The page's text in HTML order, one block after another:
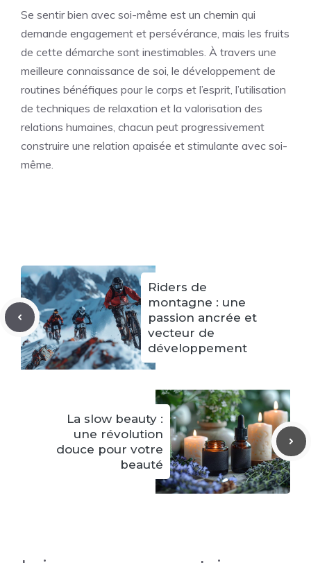
Se sentir bien avec soi-même est un chemin qui
demande engagement et persévérance, mais les fruits
de cette démarche sont inestimables. À travers une
meilleure connaissance de soi, le développement de
routines bénéfiques pour le corps et l’esprit, l’utilisation
de techniques de relaxation et la valorisation des
relations humaines, chacun peut progressivement
construire une relation apaisée et stimulante avec soi-
même.
Riders de
montagne : une
passion ancrée et
vecteur de
développement
La slow beauty :
une révolution
douce pour votre
beauté